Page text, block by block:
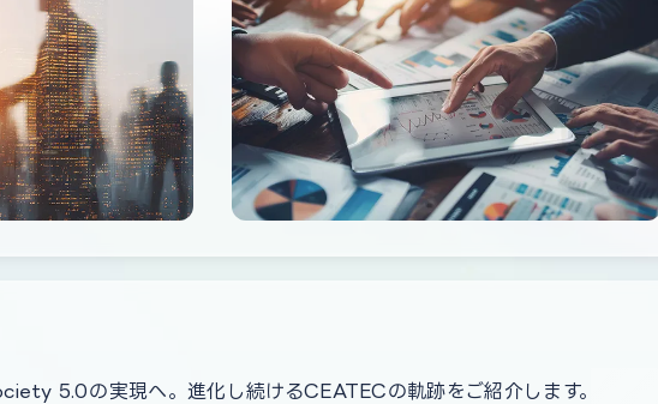
5.0の実現へ。進化し続けるCEATECの軌跡をご紹介します。